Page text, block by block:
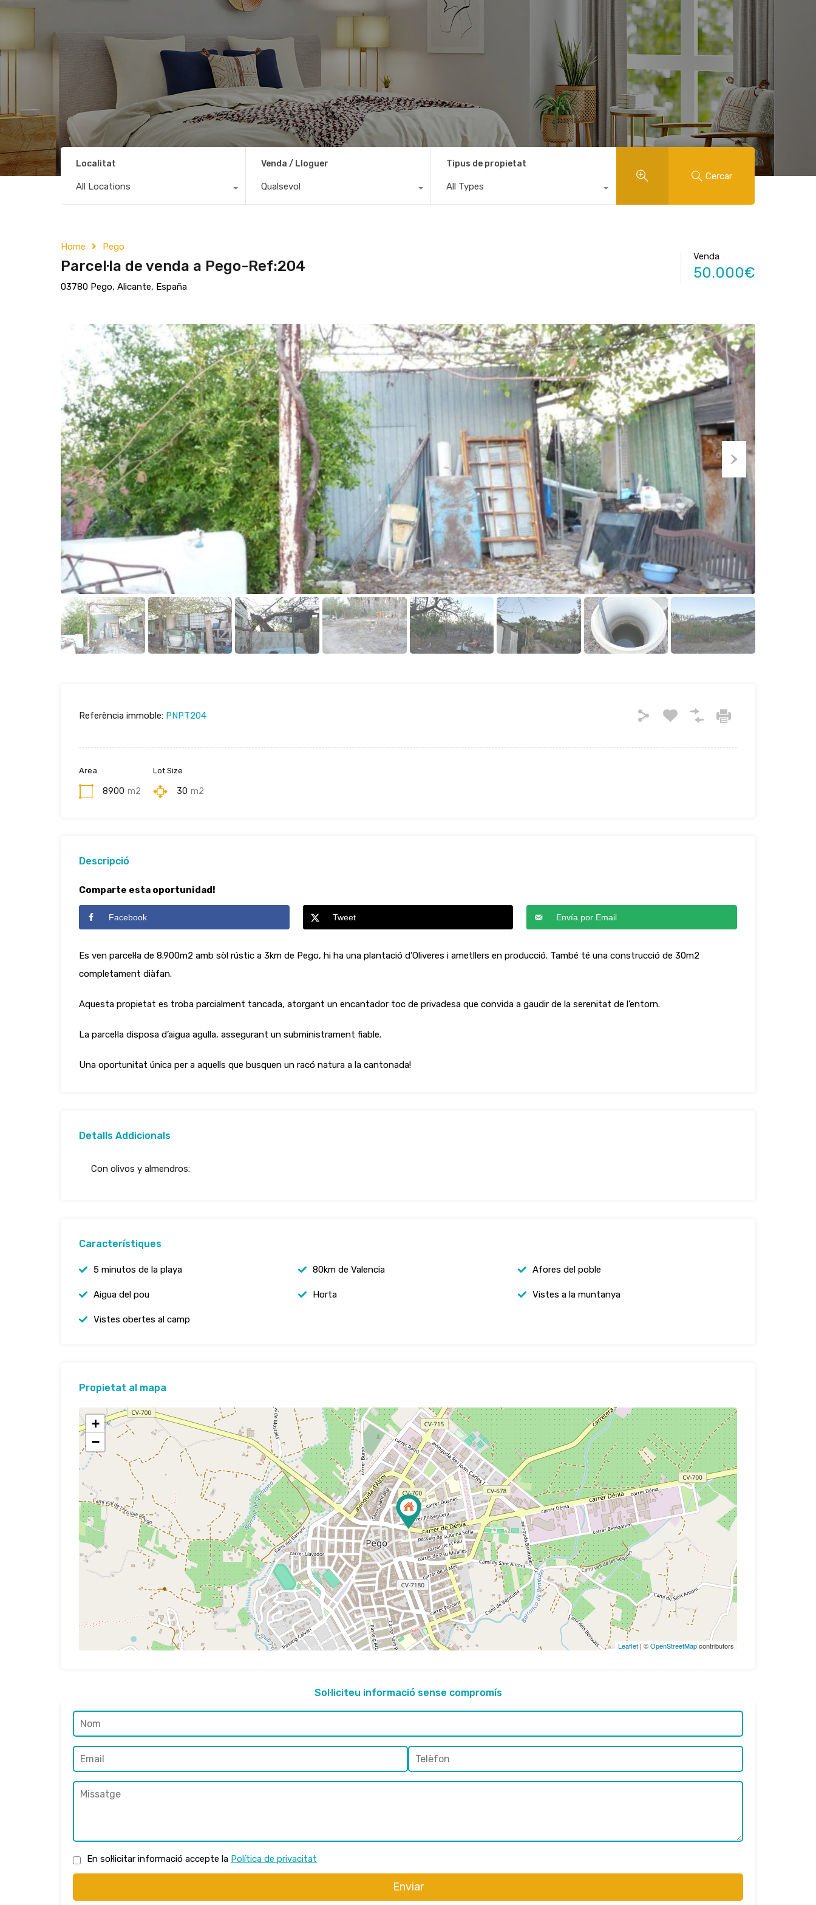
Localitat
All Locations
Venda / Lloguer
Qualsevol
Tipus de propietat
All Types
Cercar
Home Pego
Parcel·la de venda a Pego-Ref:204
03780 Pego, Alicante, España
Venda
50.000€
Referència immoble: PNPT204
Area
8900 m2
Lot Size
30 m2
Descripció
Comparte esta oportunidad!
Facebook Tweet Envía por Email
Es ven parcel·la de 8.900m2 amb sòl rústic a 3km de Pego, hi ha una plantació d’Oliveres i ametllers en producció. També té una construcció de 30m2
completament diàfan.
Aquesta propietat es troba parcialment tancada, atorgant un encantador toc de privadesa que convida a gaudir de la serenitat de l’entorn.
La parcel·la disposa d’aigua agulla, assegurant un subministrament fiable.
Una oportunitat única per a aquells que busquen un racó natura a la cantonada!
Detalls Addicionals
Con olivos y almendros:
Característiques
5 minutos de la playa 80km de Valencia Afores del poble
Aigua del pou Horta Vistes a la muntanya
Vistes obertes al camp
Propietat al mapa
+
−
Leaflet | ©OpenStreetMapcontributors
Sol·liciteu informació sense compromís
En sol·licitar informació accepte la Política de privacitat
Enviar